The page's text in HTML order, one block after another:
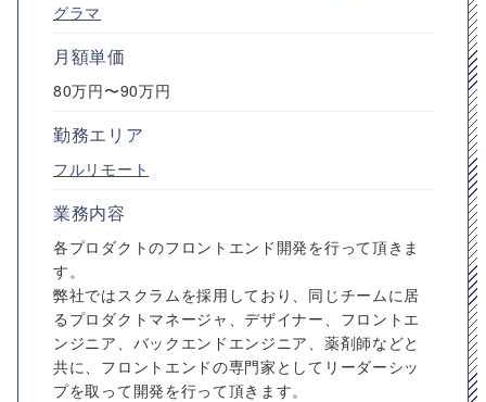
グラマ
月額単価
80万円〜90万円
勤務エリア
フルリモート
業務内容
各プロダクトのフロントエンド開発を行って頂きま
す。
弊社ではスクラムを採用しており、同じチームに居
るプロダクトマネージャ、デザイナー、フロントエ
ンジニア、バックエンドエンジニア、薬剤師などと
共に、フロントエンドの専門家としてリーダーシッ
プを取って開発を行って頂きます。